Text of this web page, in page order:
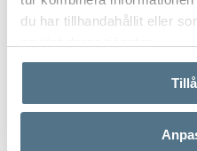
du har tillhandahållit eller